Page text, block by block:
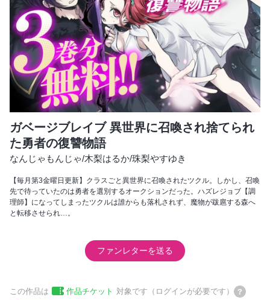
ガベージブレイブ 異世界に召喚され捨てられ
た勇者の復讐物語
なんじゃもんじゃ/木梨はるか/珠梨やすゆき
【毎月第3金曜日更新】クラスごと異世界に召喚されたツクル。しかし、召喚
先で待っていたのは勇者を選別するオークションだった。ハズレジョブ【調
理師】になってしまったツクルは誰からも落札されず、魔物が跋扈する森へ
と転移させられ…。
ファンレターを送る
この作品は 作品チケット 対象です（ログインが必要です）